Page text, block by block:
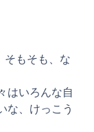
そもそも、な
はいろんな自
な、けっこう